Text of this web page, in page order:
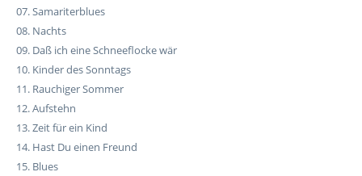
07. Samariterblues
08. Nachts
09. Daß ich eine Schneeflocke wär
10. Kinder des Sonntags
11. Rauchiger Sommer
12. Aufstehn
13. Zeit für ein Kind
14. Hast Du einen Freund
15. Blues